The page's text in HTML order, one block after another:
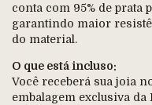
conta com 95% de prata
garantindo maior
do material.
O que está incluso:
Você receberá sua joia
embalagem exclusiva